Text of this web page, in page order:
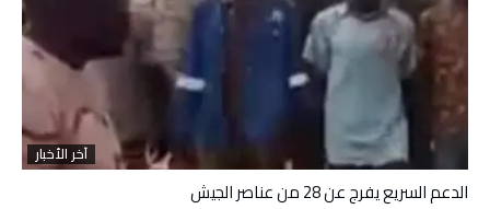
آخر الأخبار
الدعم السريع يفرج عن 28 من عناصر الجيش